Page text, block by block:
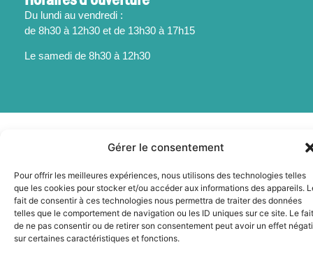
Gérer le consentement
Pour offrir les meilleures expériences, nous utilisons des technologies telles
que les cookies pour stocker et/ou accéder aux informations des appareils.
fait de consentir à ces technologies nous permettra de traiter des données
telles que le comportement de navigation ou les ID uniques sur ce site. Le fait
de ne pas consentir ou de retirer son consentement peut avoir un effet
sur certaines caractéristiques et fonctions.
Du lundi au vendredi :
de 8h30 à 12h30 et de 13h30 à 17h15
Le samedi de 8h30 à 12h30
Politique des cookies
Accessibilité
Plan du site
© 2025 - Sainte-Foy-La-Grande - Propulsé par Utopia